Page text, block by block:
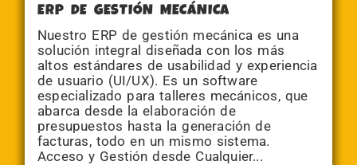
ERP DE GESTIÓN MECÁNICA
Nuestro ERP de gestión mecánica es una
solución integral diseñada con los más
altos estándares de usabilidad y experiencia
de usuario (UI/UX). Es un software
especializado para talleres mecánicos, que
abarca desde la elaboración de
presupuestos hasta la generación de
facturas, todo en un mismo sistema.
Acceso y Gestión desde Cualquier...